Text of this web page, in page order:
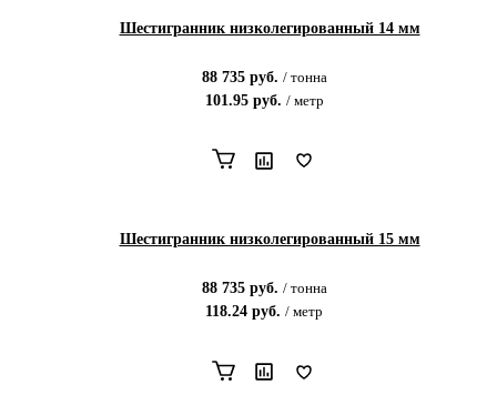
Шестигранник низколегированный 14 мм
88 735руб. / тонна
101.95руб. / метр
Шестигранник низколегированный 15 мм
88 735руб. / тонна
118.24 руб. / метр